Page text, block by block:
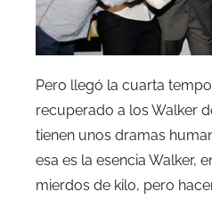
Pero llegó la cuarta
recuperado a los Walker
tienen unos dramas
esa es la esencia Walker,
mierdos de kilo, pero